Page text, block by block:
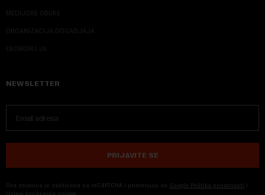
MEDIJSKE OBUKE
ORGANIZACIJA DOGADJAJA
EKONOM I JA
NEWSLETTER
PRIJAVITE SE
Ova stranica je zaštićena sa reCAPTCHA i primenjuju se Google Politika privatnosti i
Uslovi korišćenja usluge